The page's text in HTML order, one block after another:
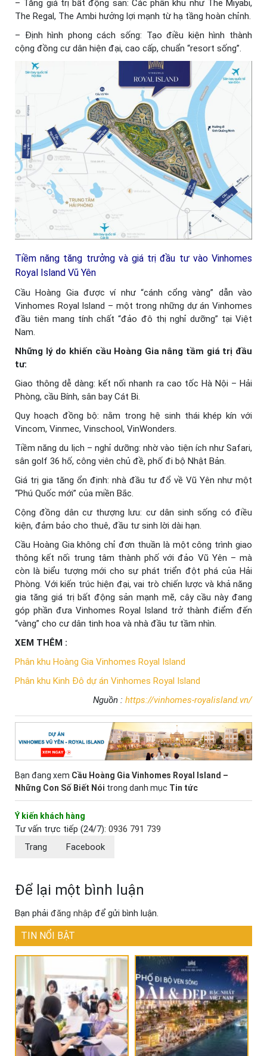
– Tăng giá trị bất động sản: Các phân khu như The Miyabi,
The Regal, The Ambi hưởng lợi mạnh từ hạ tầng hoàn chỉnh.
– Định hình phong cách sống: Tạo điều kiện hình thành
cộng đồng cư dân hiện đại, cao cấp, chuẩn “resort sống”.
Tiềm năng tăng trưởng và giá trị đầu tư vào Vinhomes
Royal Island Vũ Yên
Cầu Hoàng Gia được ví như “cánh cổng vàng” dẫn vào
Vinhomes Royal Island – một trong những dự án Vinhomes
đầu tiên mang tính chất “đảo đô thị nghỉ dưỡng” tại Việt
Nam.
Những lý do khiến cầu Hoàng Gia nâng tầm giá trị đầu
tư:
Giao thông dễ dàng: kết nối nhanh ra cao tốc Hà Nội – Hải
Phòng, cầu Bính, sân bay Cát Bi.
Quy hoạch đồng bộ: nằm trong hệ sinh thái khép kín với
Vincom, Vinmec, Vinschool, VinWonders.
Tiềm năng du lịch – nghỉ dưỡng: nhờ vào tiện ích như Safari,
sân golf 36 hố, công viên chủ đề, phố đi bộ Nhật Bản.
Giá trị gia tăng ổn định: nhà đầu tư đổ về Vũ Yên như một
“Phú Quốc mới” của miền Bắc.
Cộng đồng dân cư thượng lưu: cư dân sinh sống có điều
kiện, đảm bảo cho thuê, đầu tư sinh lời dài hạn.
Cầu Hoàng Gia không chỉ đơn thuần là một công trình giao
thông kết nối trung tâm thành phố với đảo Vũ Yên – mà
còn là biểu tượng mới cho sự phát triển đột phá của Hải
Phòng. Với kiến trúc hiện đại, vai trò chiến lược và khả năng
gia tăng giá trị bất động sản mạnh mẽ, cây cầu này đang
góp phần đưa Vinhomes Royal Island trở thành điểm đến
“vàng” cho cư dân tinh hoa và nhà đầu tư tầm nhìn.
XEM THÊM :
Phân khu Hoàng Gia Vinhomes Royal Island
Phân khu Kinh Đô dự án Vinhomes Royal Island
Nguồn : https://vinhomes-royalisland.vn/
Bạn đang xem Cầu Hoàng Gia Vinhomes Royal Island –
Những Con Số Biết Nói trong danh mục Tin tức
Ý kiến khách hàng
Tư vấn trực tiếp (24/7): 0936 791 739
Trang
Facebook
Để lại một bình luận
Bạn phải đăng nhập để gửi bình luận.
TIN NỔI BẬT